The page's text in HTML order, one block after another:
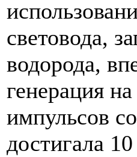
световода,
водорода,
генерация
импульсов
достигала